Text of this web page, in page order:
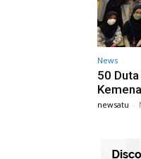
News
50
newsatu -